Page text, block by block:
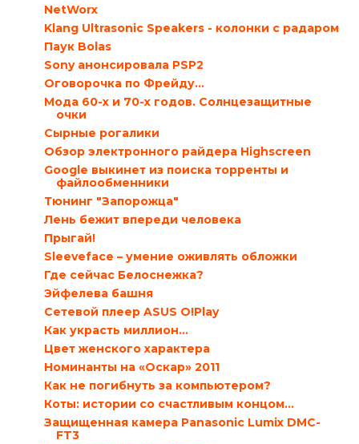
NetWorx
Klang Ultrasonic Speakers - колонки с радаром
Паук Bolas
Sony анонсировала PSP2
Оговорочка по Фрейду...
Мода 60-х и 70-х годов. Солнцезащитные
очки
Сырные рогалики
Обзор электронного райдера Highscreen
Google выкинет из поиска торренты и
файлообменники
Тюнинг "Запорожца"
Лень бежит впереди человека
Прыгай!
Sleeveface – умение оживлять обложки
Где сейчас Белоснежка?
Эйфелева башня
Сетевой плеер ASUS O!Play
Как украсть миллион…
Цвет женского характера
Номинанты на «Оскар» 2011
Как не погибнуть за компьютером?
Коты: истории со счастливым концом...
Защищенная камера Panasonic Lumix DMC-
FT3